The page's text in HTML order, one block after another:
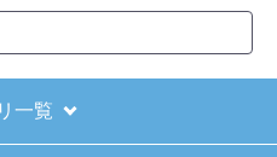
一覧